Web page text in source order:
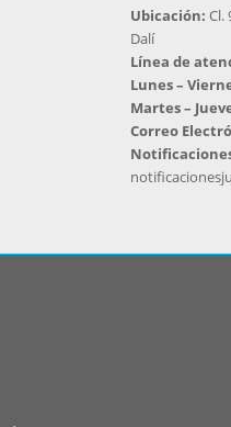
Ubicación: Cl.
Dalí
Línea de
Lunes –
Martes –
Correo